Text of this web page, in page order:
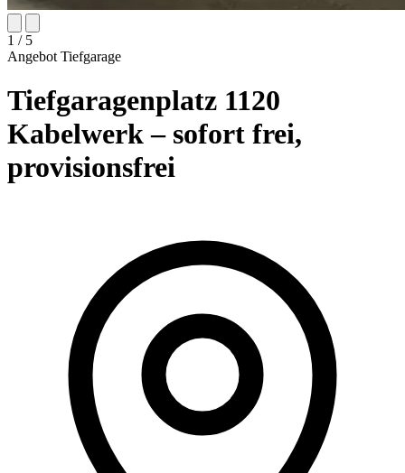
1 / 5
Angebot Tiefgarage
Tiefgaragenplatz 1120
Kabelwerk – sofort frei,
provisionsfrei